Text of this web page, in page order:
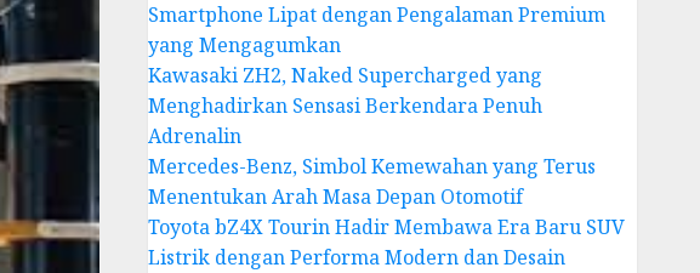
Smartphone Lipat dengan Pengalaman Premium
yang Mengagumkan
Kawasaki ZH2, Naked Supercharged yang
Menghadirkan Sensasi Berkendara Penuh
Adrenalin
Mercedes-Benz, Simbol Kemewahan yang Terus
Menentukan Arah Masa Depan Otomotif
Toyota bZ4X Tourin Hadir Membawa Era Baru SUV
Listrik dengan Performa Modern dan Desain